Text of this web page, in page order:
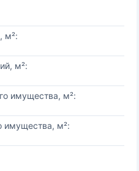
м²:
м²:
имущества, м²:
имущества, м²: